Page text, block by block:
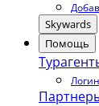
Skywards
Помощь